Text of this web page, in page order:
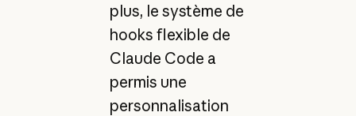
plus, le système de
hooks flexible de
Claude Code a
permis une
personnalisation